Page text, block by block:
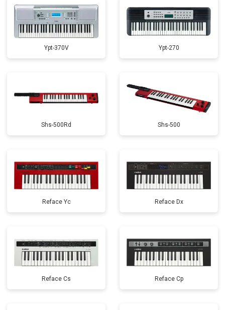
Ypt-370V Ypt-270
Shs-500Rd Shs-500
Reface Yc Reface Dx
Reface Cs Reface Cp